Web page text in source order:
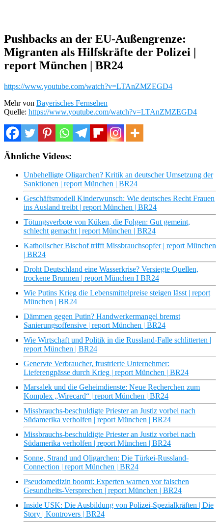
Pushbacks an der EU-Außengrenze:
Migranten als Hilfskräfte der Polizei |
report München | BR24
https://www.youtube.com/watch?v=LTAnZMZEGD4
Mehr von Bayerisches Fernsehen
Quelle: https://www.youtube.com/watch?v=LTAnZMZEGD4
Ähnliche Videos:
Unbehelligte Oligarchen? Kritik an deutscher Umsetzung der
Sanktionen | report München | BR24
Geschäftsmodell Kinderwunsch: Wie deutsches Recht Frauen
ins Ausland treibt | report München | BR24
Tötungsverbote von Küken, die Folgen: Gut gemeint,
schlecht gemacht | report München | BR24
Katholischer Bischof trifft Missbrauchsopfer | report München
| BR24
Droht Deutschland eine Wasserkrise? Versiegte Quellen,
trockene Brunnen | report München I BR24
Wie Putins Krieg die Lebensmittelpreise steigen lässt | report
München | BR24
Dämmen gegen Putin? Handwerkermangel bremst
Sanierungsoffensive | report München | BR24
Wie Wirtschaft und Politik in die Russland-Falle schlitterten |
report München | BR24
Genervte Verbraucher, frustrierte Unternehmer:
Lieferengpässe durch Krieg | report München | BR24
Marsalek und die Geheimdienste: Neue Recherchen zum
Komplex „Wirecard“ | report München | BR24
Missbrauchs-beschuldigte Priester an Justiz vorbei nach
Südamerika verholfen | report München | BR24
Missbrauchs-beschuldigte Priester an Justiz vorbei nach
Südamerika verholfen | report München | BR24
Sonne, Strand und Oligarchen: Die Türkei-Russland-
Connection | report München | BR24
Pseudomedizin boomt: Experten warnen vor falschen
Gesundheits-Versprechen | report München | BR24
Inside USK: Die Ausbildung von Polizei-Spezialkräften | Die
Story | Kontrovers | BR24